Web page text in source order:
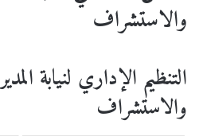
والاستشراف
التنظيم الإداري لنيابة
والاستشراف